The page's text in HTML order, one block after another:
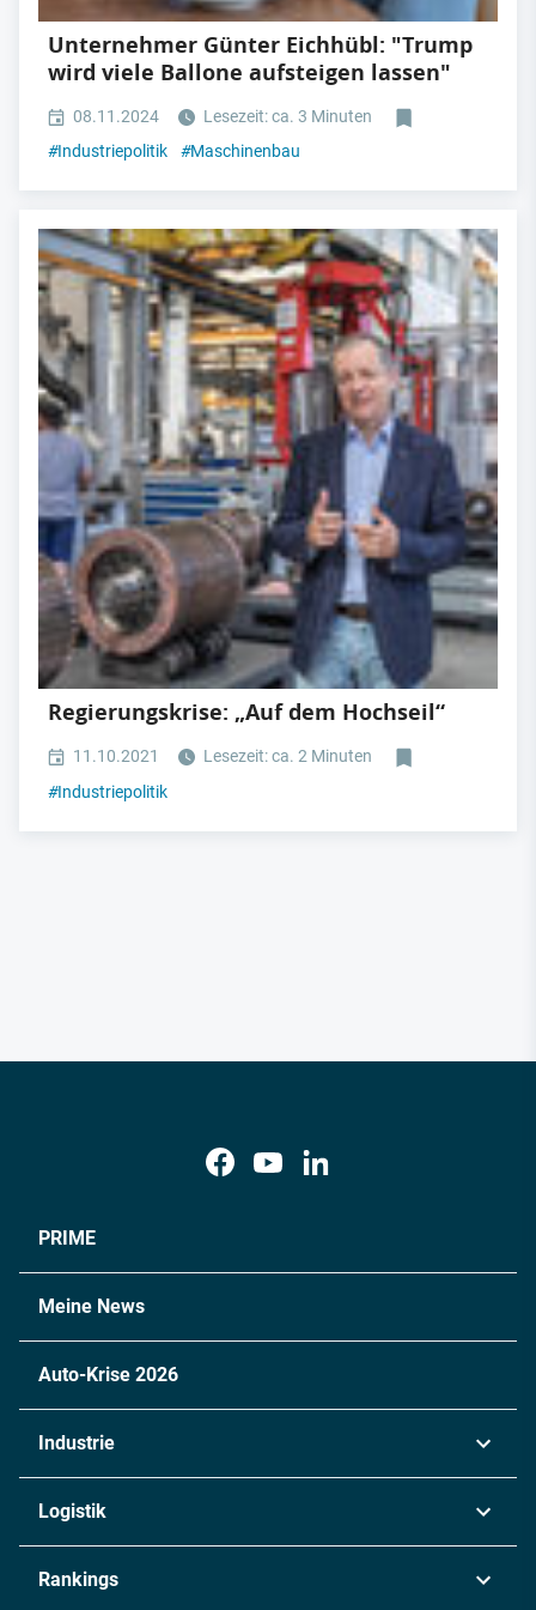
Unternehmer Günter Eichhübl: "Trump
wird viele Ballone aufsteigen lassen"
08.11.2024
Lesezeit: ca. 3 Minuten
#Industriepolitik #Maschinenbau
Regierungskrise: „Auf dem Hochseil“
11.10.2021
Lesezeit: ca. 2 Minuten
#Industriepolitik
PRIME
Meine News
Auto-Krise 2026
Industrie
Chemie
Logistik
Rankings